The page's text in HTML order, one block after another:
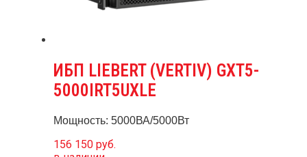
ИБП LIEBERT (VERTIV) GXT5-
5000IRT5UXLE
Мощность: 5000ВА/5000Вт
156 150 руб.